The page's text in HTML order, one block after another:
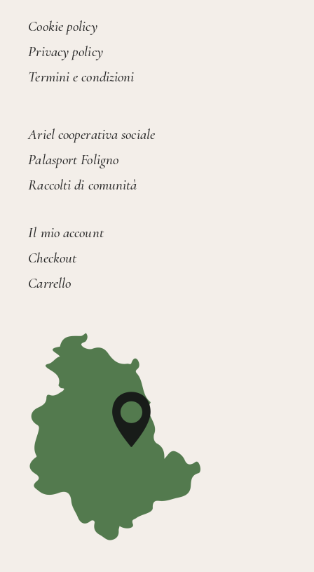
Cookie policy
Privacy policy
Termini e condizioni
Ariel cooperativa sociale
Palasport Foligno
Raccolti di comunità
Il mio account
Checkout
Carrello